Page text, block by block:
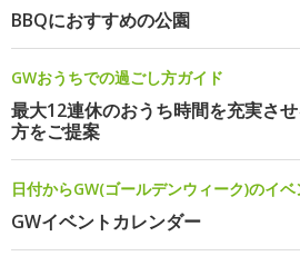
BBQにおすすめの公園
GWおうちでの過ごし方ガイド
最大12連休のおうち時間を充実さ
方をご提案
日付からGW(ゴールデンウィーク)のイ
GWイベントカレンダー